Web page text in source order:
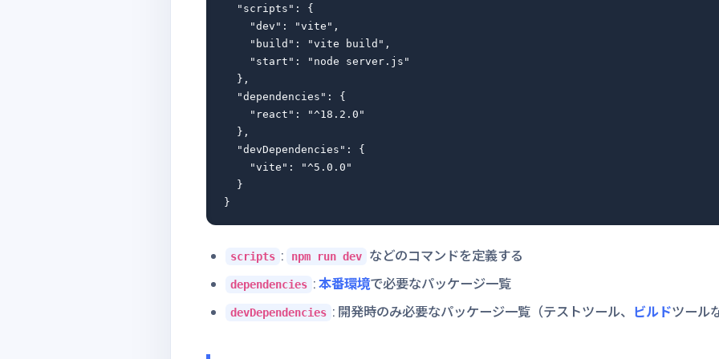
  "scripts": {
    "dev": "vite",
    "build": "vite build",
    "start": "node server.js"
  },
  "dependencies": {
    "react": "^18.2.0"
  },
  "devDependencies": {
    "vite": "^5.0.0"
  }
scripts : npm run dev などのコマンドを定義する
dependencies :本番環境で必要なパッケージ一覧
devDependencies : 開発時のみ必要なパッケージ一覧（テストツール、 ビルドツール